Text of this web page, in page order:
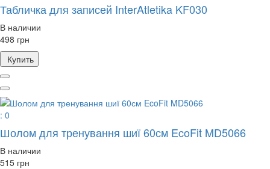
Табличка для записей InterAtletika KF030
В наличии
498 грн
Купить
: 0
Шолом для тренування шиї 60см EcoFit MD5066
В наличии
515 грн